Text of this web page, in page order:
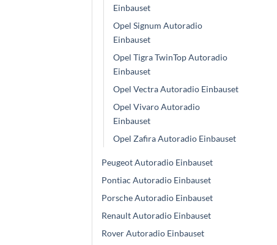
Einbauset
Opel Signum Autoradio
Einbauset
Opel Tigra TwinTop Autoradio
Einbauset
Opel Vectra Autoradio Einbauset
Opel Vivaro Autoradio
Einbauset
Opel Zafira Autoradio Einbauset
Peugeot Autoradio Einbauset
Pontiac Autoradio Einbauset
Porsche Autoradio Einbauset
Renault Autoradio Einbauset
Rover Autoradio Einbauset